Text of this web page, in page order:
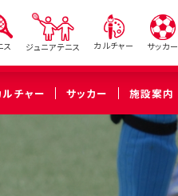
西新井
（足立区）
ス ジュニアテニス カルチャー サッカー
ルチャー サッカー 施設案内